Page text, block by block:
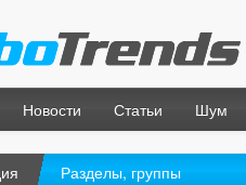
Новости Статьи Шум
Разделы, группы